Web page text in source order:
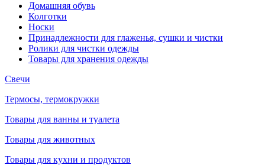
Домашняя обувь
Колготки
Носки
Принадлежности для глаженья, сушки и чистки
Ролики для чистки одежды
Товары для хранения одежды
Свечи
Термосы, термокружки
Товары для ванны и туалета
Товары для животных
Товары для кухни и продуктов